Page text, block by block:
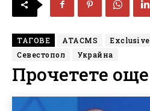
ТАГОВЕ ATACMS Exclusive
Севестопол
Украйна
Прочетете още